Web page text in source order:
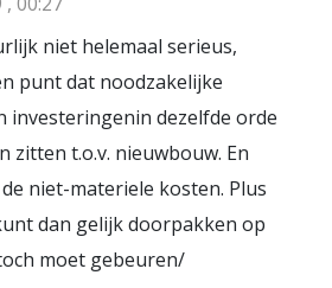
niet helemaal serieus,
punt dat noodzakelijke
investeringenin dezelfde orde
zitten t.o.v. nieuwbouw. En
niet-materiele kosten. Plus
dan gelijk doorpakken op
moet gebeuren/